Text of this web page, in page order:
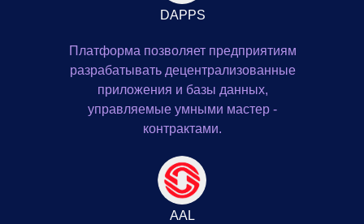
Платформа позволяет предприятиям
разрабатывать децентрализованные
приложения и базы данных,
управляемые умными мастер -
контрактами.
DAPPS
AAL